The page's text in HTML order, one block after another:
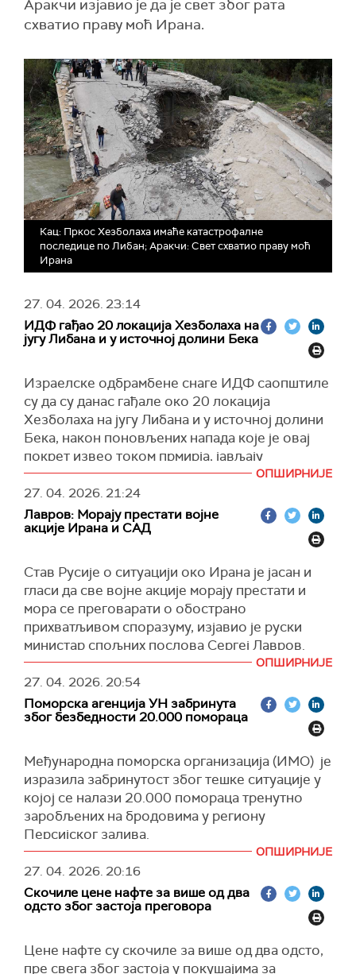
Аракчи изјавио је да је свет због рата
схватио праву моћ Ирана.
Кац: Пркос Хезболаха имаће катастрофалне
последице по Либан; Аракчи: Свет схватио праву моћ
Ирана
27. 04. 2026.23:14
ИДФ гађао 20 локација Хезболаха на
југу Либана и у источној долини Бека
Израелске одбрамбене снаге ИДФ саопштиле
су да су данас гађале око 20 локација
Хезболаха на југу Либана и у источној долини
Бека, након поновљених напада које је овај
покрет извео током прмирја, јављају
израелски медији.
Како је израелска војска саопштила, на југу
Либана гађано је неколико складишта оружја и
зграда из којих припадници Хезболаха
ИДФ је навео и да је у долини Бека погодио
локацију коју либански покрет користи за
производњу и чување оружја, пренео је
ов Израел. Израелска војска је додала да је
недавно идентификовала настојања
ранијих напада.
Како се наводи, погођено је још неколико
(Тајмс ов Израел)
ОПШИРНИЈЕ
27. 04. 2026.21:24
Лавров: Морају престати војне
акције Ирана и САД
Став Русије о ситуацији око Ирана је јасан и
гласи да све војне акције морају престати и
мора се преговарати о обострано
прихватљивом споразуму, изјавио је руски
министар спољних послова Сергеј Лавров.
"Наш став се не разликује од онога што је
председник (Русије Владимир Путин) више
пута изјавио, као што смо извештавали након
његових телефонских разговора са лидерима
Американцима и Израелцима. Наш став је
веома једноставан. Морамо обуставити сва
војна дејства и почети преговоре о обострано
прихватљивим споразумима", рекао је Лавров.
(РИА, Танјуг)
ОПШИРНИЈЕ
27. 04. 2026.20:54
Поморска агенција УН забринута
због безбедности 20.000 помораца
Међународна поморска организација (ИМО) је
изразила забринутост због тешке ситуације у
којој се налази 20.000 помораца тренутно
заробљених на бродовима у региону
Персијског залива.
"Бродски транспорт и поморци никада не би
требало да буду искоришћени као инструмент
у геополитичким конфликтима", изјавио је
генерални секретар организације ИМО
Указао је да је главна брига поморске агенције
ОПШИРНИЈЕ
27. 04. 2026.20:16
Скочиле цене нафте за више од два
одсто због застоја преговора
Цене нафте су скочиле за више од два одсто,
пре свега због застоја у покушајима за